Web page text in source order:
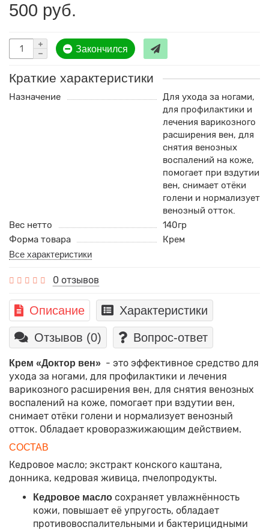
500 руб.
Закончился
Краткие характеристики
Назначение
Для ухода за ногами,
для профилактики и
лечения варикозного
расширения вен, для
снятия венозных
воспалений на коже,
помогает при вздутии
вен, снимает отёки
голени и нормализует
венозный отток.
Вес нетто
140гр
Форма товара
Крем
Все характеристики
0 отзывов
Описание Характеристики
Отзывов (0) Вопрос-ответ
Крем «Доктор вен» - это эффективное средство для
ухода за ногами, для профилактики и лечения
варикозного расширения вен, для снятия венозных
воспалений на коже, помогает при вздутии вен,
снимает отёки голени и нормализует венозный
отток. Обладает кроворазжижающим действием.
СОСТАВ
Кедровое масло; экстракт конского каштана,
донника, кедровая живица, пчелопродукты.
Кедровое масло сохраняет увлажнённость
кожи, повышает её упругость, обладает
противовоспалительными и бактерицидными